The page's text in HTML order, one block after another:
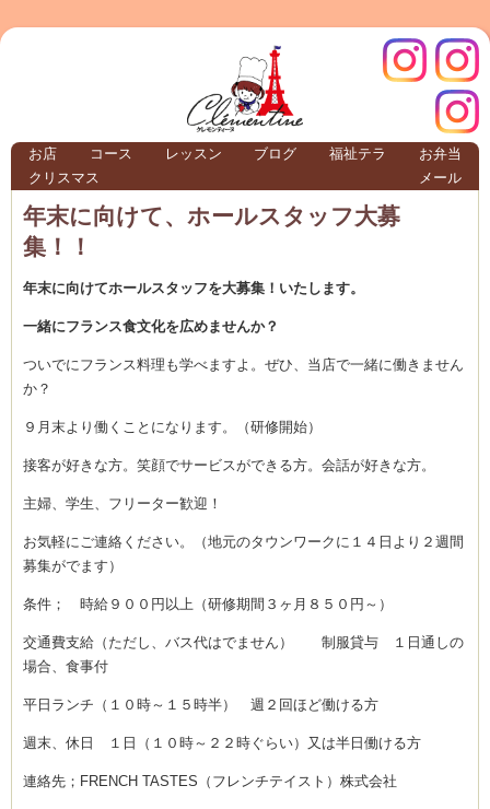
室・テイクアウト Clémentine (produced
お店 コース レッスン ブログ 福祉テラ
お弁当
クリスマス
メール
インス
タグラ
クレモ
ンティ
インス
年末に向けて、ホールスタッフ大募
集！！
年末に向けてホールスタッフを大募集！いたします。
一緒にフランス食文化を広めませんか？
ついでにフランス料理も学べますよ。ぜひ、当店で一緒に働きません
か？
９月末より働くことになります。（研修開始）
接客が好きな方。笑顔でサービスができる方。会話が好きな方。
主婦、学生、フリーター歓迎！
お気軽にご連絡ください。（地元のタウンワークに１４日より２週間
募集がでます）
条件； 時給９００円以上（研修期間３ヶ月８５０円～）
交通費支給（ただし、バス代はでません） 制服貸与 １日通しの
場合、食事付
平日ランチ（１０時～１５時半） 週２回ほど働ける方
週末、休日 １日（１０時～２２時ぐらい）又は半日働ける方
連絡先；FRENCH TASTES（フレンチテイスト）株式会社